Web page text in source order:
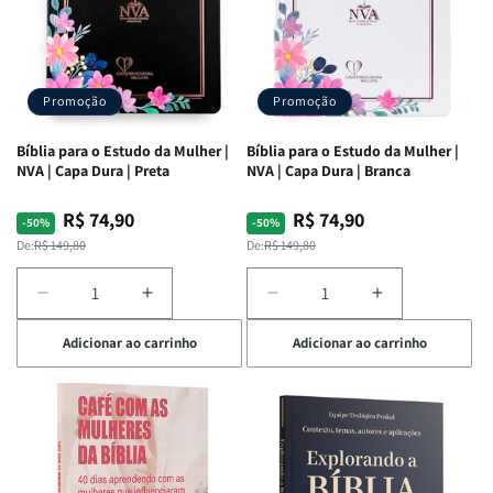
Promoção
Bíblia para o Estudo da Mulher |
NVA | Capa Dura | Preta
-50%
Preço
normal
De:R$ 149,80
Preço
promocional
R$ 74,90
Diminuir
a
quantidade
de
Bíblia
para
Estudo
da
Aumentar
a
quantidade
de
Bíblia
para
o
Estudo
da
Adicionar ao carrinho
Promoção
Bíblia para o Estudo da Mulher |
NVA | Capa Dura | Branca
-50%
Preço
normal
De:R$ 149,80
Preço
promocional
R$ 74,90
Diminuir
a
quantidade
de
Bíblia
o
Estudo
da
Aumentar
a
quantidade
de
Bíblia
para
o
Estudo
Adicionar ao carrinho